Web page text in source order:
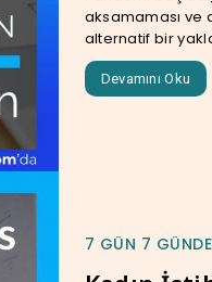
aksamaması ve
alternatif bir
Devamını Oku
7 GÜN 7